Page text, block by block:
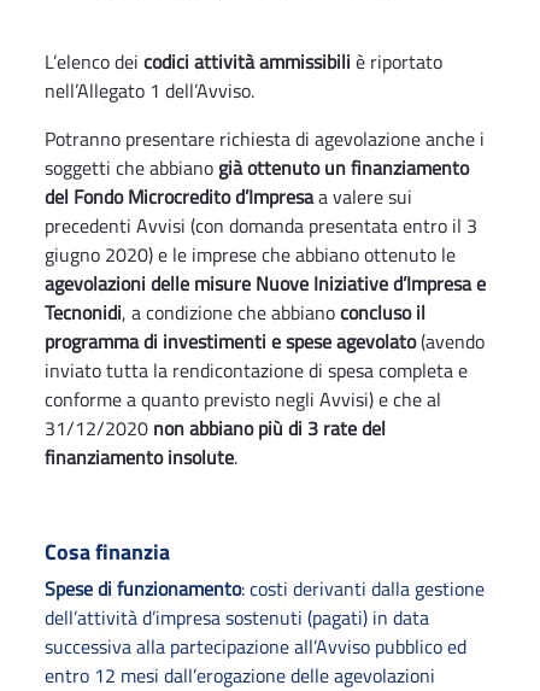
L’elenco dei codici attività ammissibili è riportato
nell’Allegato 1 dell’Avviso.
Potranno presentare richiesta di agevolazione anche i
soggetti che abbianogià ottenuto un finanziamento
del Fondo Microcredito d’Impresaa valere sui
precedenti Avvisi (con domanda presentata entro il 3
giugno 2020) e le imprese che abbiano ottenuto le
agevolazioni delle misure Nuove Iniziative d’Impresa e
Tecnonidi, a condizione che abbianoconcluso il
programma di investimenti e spese agevolato(avendo
inviato tutta la rendicontazione di spesa completa e
conforme a quanto previsto negli Avvisi) e che al
31/12/2020 non abbiano più di 3 rate del
finanziamento insolute.
Cosa finanzia
Spese di funzionamento: costi derivanti dalla gestione
dell’attività d’impresa sostenuti (pagati) in data
successiva alla partecipazione all’Avviso pubblico ed
entro 12 mesi dall’erogazione delle agevolazioni